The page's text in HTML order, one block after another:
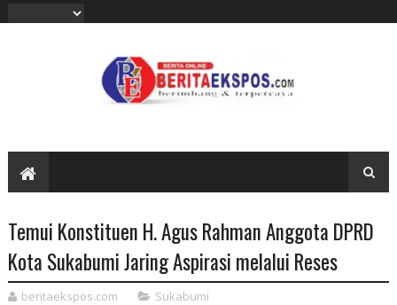
Temui Konstituen H. Agus Rahman Anggota DPRD
Kota Sukabumi Jaring Aspirasi melalui Reses
beritaekspos.com Sukabumi